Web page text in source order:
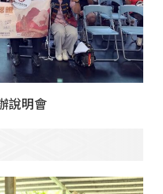
說明會